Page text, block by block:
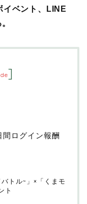
イベント、LINE
]
ログイン報酬
トル~」×「くまモ
ト